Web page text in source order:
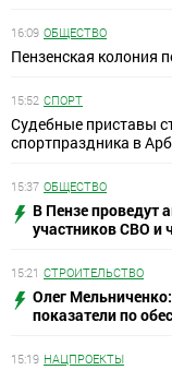
16:09 ОБЩЕСТВО
Пензенская колония
15:52 СПОРТ
Судебные приставы
спортпраздника в
15:37 ОБЩЕСТВО
В Пензе проведут
участников СВО и
15:21 СТРОИТЕЛЬСТВО
Олег
показатели по
15:19 НАЦПРОЕКТЫ